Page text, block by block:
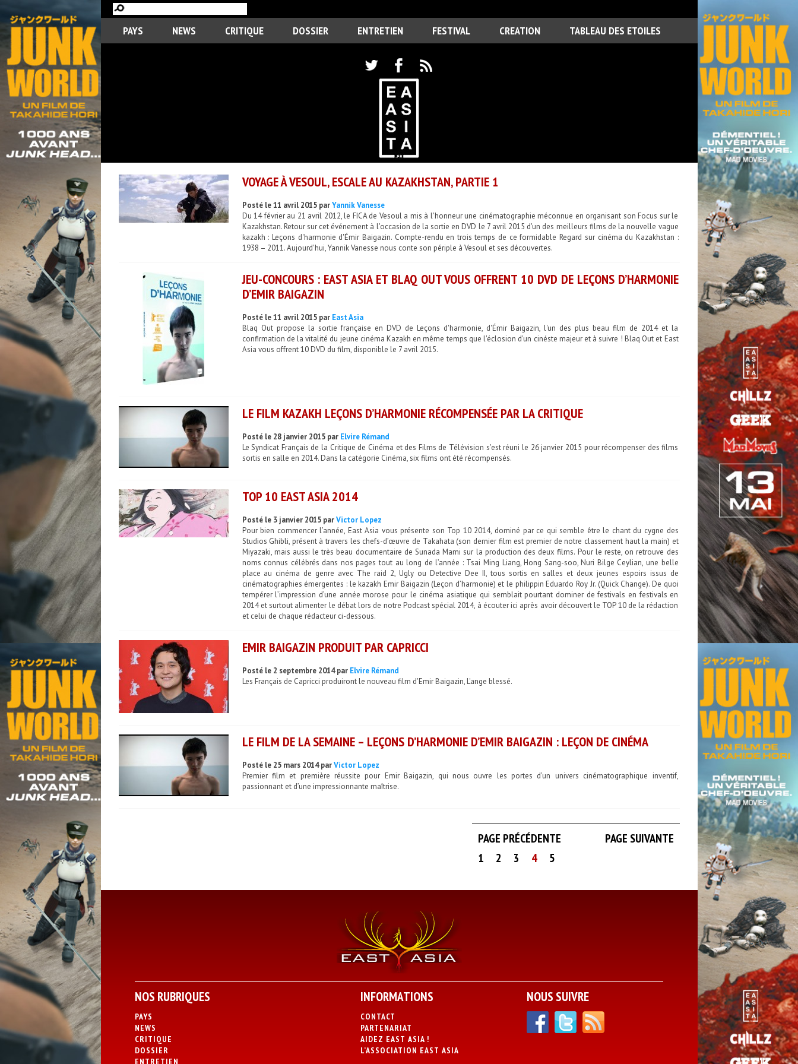
PAYS NEWS CRITIQUE DOSSIER ENTRETIEN FESTIVAL CREATION TABLEAU DES ETOILES
VOYAGE À VESOUL, ESCALE AU KAZAKHSTAN, PARTIE 1
Posté le 11 avril 2015 parYannik Vanesse
Du 14 février au 21 avril 2012, le FICA de Vesoul a mis à l'honneur une cinématographie méconnue en organisant son Focus sur le
Kazakhstan. Retour sur cet événement à l'occasion de la sortie en DVD le 7 avril 2015 d'un des meilleurs films de la nouvelle vague
kazakh : Leçons d'harmonie d'Émir Baigazin. Compte-rendu en trois temps de ce formidable Regard sur cinéma du Kazakhstan :
1938 – 2011. Aujourd'hui, Yannik Vanesse nous conte son périple à Vesoul et ses découvertes.
JEU-CONCOURS : EAST ASIA ET BLAQ OUT VOUS OFFRENT 10 DVD DE LEÇONS D’HARMONIE
D’EMIR BAIGAZIN
Posté le 11 avril 2015 par East Asia
Blaq Out propose la sortie française en DVD de Leçons d'harmonie, d'Émir Baigazin, l'un des plus beau film de 2014 et la
confirmation de la vitalité du jeune cinéma Kazakh en même temps que l'éclosion d'un cinéste majeur et à suivre ! Blaq Out et East
Asia vous offrent 10 DVD du film, disponible le 7 avril 2015.
LE FILM KAZAKH LEÇONS D’HARMONIE RÉCOMPENSÉE PAR LA CRITIQUE
Posté le 28 janvier 2015 par Elvire Rémand
Le Syndicat Français de la Critique de Cinéma et des Films de Télévision s'est réuni le 26 janvier 2015 pour récompenser des films
sortis en salle en 2014. Dans la catégorie Cinéma, six films ont été récompensés.
TOP 10 EAST ASIA 2014
Posté le 3 janvier 2015 parVictor Lopez
Pour bien commencer l’année, East Asia vous présente son Top 10 2014, dominé par ce qui semble être le chant du cygne des
Studios Ghibli, présent à travers les chefs-d’œuvre de Takahata (son dernier film est premier de notre classement haut la main) et
Miyazaki, mais aussi le très beau documentaire de Sunada Mami sur la production des deux films. Pour le reste, on retrouve des
noms connus célébrés dans nos pages tout au long de l’année : Tsai Ming Liang, Hong Sang-soo, Nuri Bilge Ceylian, une belle
place au cinéma de genre avec The raid 2, Ugly ou Detective Dee II, tous sortis en salles et deux jeunes espoirs issus de
cinématographies émergentes : le kazakh Emir Baigazin (Leçon d’harmonie) et le philippin Eduardo Roy Jr. (Quick Change). De quoi
tempérer l’impression d’une année morose pour le cinéma asiatique qui semblait pourtant dominer de festivals en festivals en
2014 et surtout alimenter le débat lors de notre Podcast spécial 2014, à écouter ici après avoir découvert le TOP 10 de la rédaction
et celui de chaque rédacteur ci-dessous.
EMIR BAIGAZIN PRODUIT PAR CAPRICCI
Posté le 2 septembre 2014 par Elvire Rémand
Les Français de Capricci produiront le nouveau film d'Emir Baigazin, L'ange blessé.
LE FILM DE LA SEMAINE – LEÇONS D’HARMONIE D’EMIR BAIGAZIN : LEÇON DE CINÉMA
Posté le 25 mars 2014 parVictor Lopez
Premier film et première réussite pour Emir Baigazin, qui nous ouvre les portes d’un univers cinématographique inventif,
passionnant et d’une impressionnante maîtrise.
PAGE PRÉCÉDENTE
PAGE SUIVANTE
1
2 3 4 5
NOS RUBRIQUES
PAYS
NEWS
CRITIQUE
DOSSIER
ENTRETIEN
INFORMATIONS
CONTACT
PARTENARIAT
AIDEZ EAST ASIA !
L’ASSOCIATION EAST ASIA
NOUS SUIVRE